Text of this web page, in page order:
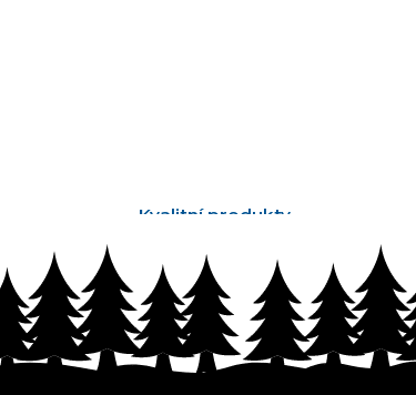
Kvalitní produkty